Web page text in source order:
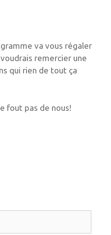
va vous régaler
remercier une
qui rien de tout ça
fout pas de nous!